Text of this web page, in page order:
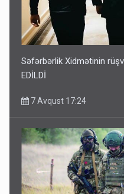
Səfərbərlik Xidmətinin
EDİLDİ
7 Avqust 17:24